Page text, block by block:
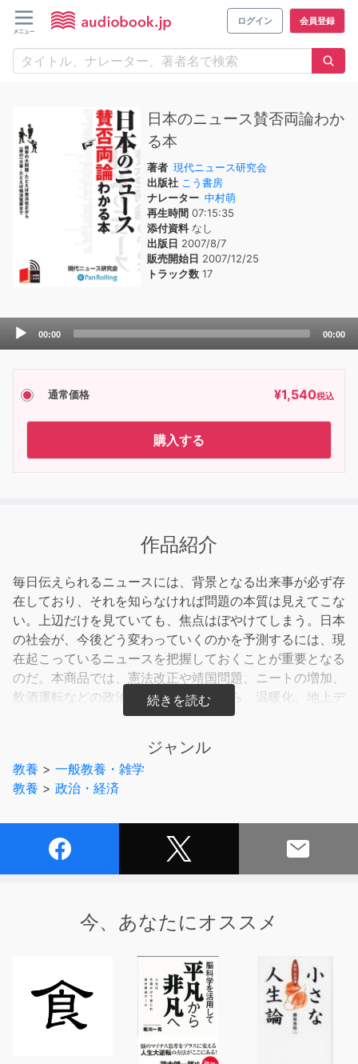
ログイン 会員登録
日本のニュース賛否両論わか
る本
著者 現代ニュース研究会
出版社 こう書房
ナレーター 中村萌
再生時間 07:15:35
添付資料なし
出版日 2007/8/7
販売開始日 2007/12/25
トラック数 17
Audio
00:00 00:00
通常価格 ¥1,540税込
購入する
作品紹介
毎日伝えられるニュースには、背景となる出来事が必ず存
在しており、それを知らなければ問題の本質は見えてこな
い。上辺だけを見ていても、焦点はぼやけてしまう。日本
の社会が、今後どう変わっていくのかを予測するには、現
在起こっているニュースを把握しておくことが重要となる
のだ。本商品では、憲法改正や靖国問題、ニートの増加、
飲酒運転などの政治・社会的な話題から、温暖化、地上デ
ジタル放送、メタボリック症候群などの身近な話題まで、
説している。日本の“いま”と“これから”を理解する一助と
なれば幸いである。 ※本商品は「日本のニュース賛否両
論わかる本」(こう書房刊 現代ニュース研究会[著]
ジャンル
教養 > 一般教養・雑学
教養 > 政治・経済
今、あなたにオススメ